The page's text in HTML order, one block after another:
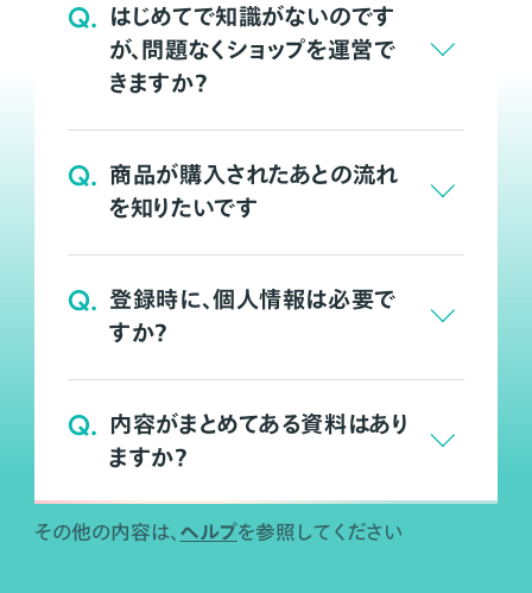
Q. はじめてで知識がないのです
が、問題なくショップを運営で
きますか？
Q. 商品が購入されたあとの流れ
を知りたいです
Q. 登録時に、個人情報は必要で
すか？
Q. 内容がまとめてある資料はあり
ますか？
その他の内容は、 ヘルプを参照してください